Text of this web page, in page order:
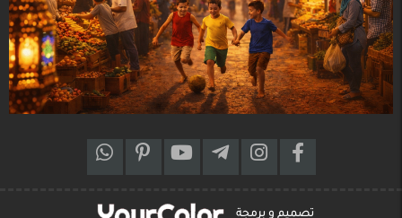
تصميم و برمجة